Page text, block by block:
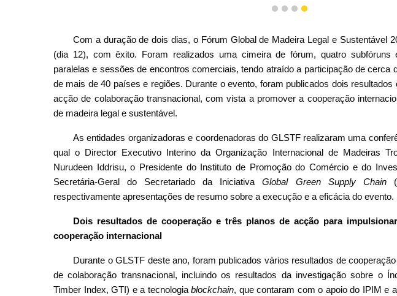
1
2 3 4
Com a duração de dois dias, o Fórum Global de Madeira Legal e Sustentável
(dia 12), com êxito. Foram realizados uma cimeira de fórum, quatro subfóruns
paralelas e sessões de encontros comerciais, tendo atraído a participação de cerca
de mais de 40 países e regiões. Durante o evento, foram publicados dois
acção de colaboração transnacional, com vista a promover a cooperação
de madeira legal e sustentável.
As entidades organizadoras e coordenadoras do GLSTF realizaram uma
qual o Director Executivo Interino da Organização Internacional de Madeiras
Nurudeen Iddrisu, o Presidente do Instituto de Promoção do Comércio e do
Secretária-Geral do Secretariado da IniciativaGlobal Green Supply Chain
respectivamente apresentações de resumo sobre a execução e a eficácia do evento.
Dois resultados de cooperação e três planos de acção para
cooperação internacional
Durante o GLSTF deste ano, foram publicados vários resultados de
de colaboração transnacional, incluindo os resultados da investigação sobre o
Timber Index, GTI) e a tecnologiablockchain, que contaram com o apoio do IPIM e